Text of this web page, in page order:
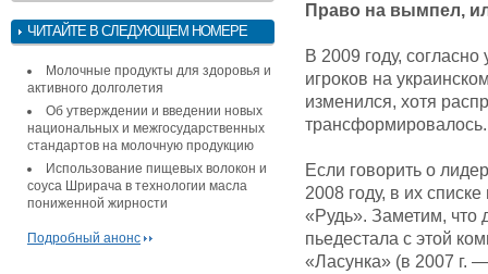
ЧИТАЙТЕ В СЛЕДУЮЩЕМ НОМЕРЕ
Молочные продукты для здоровья и
активного долголетия
Об утверждении и введении новых
национальных и межгосударственных
стандартов на молочную продукцию
Использование пищевых волокон и
соуса Шрирача в технологии масла
пониженной жирности
Подробный анонс
Право на вымпел,
В 2009 году,
игроков на
изменился, хотя
трансформировалось.
Если говорить о
2008 году, в их
«Рудь». Заметим, что
пьедестала с этой
«Ласунка» (в 2007 г.